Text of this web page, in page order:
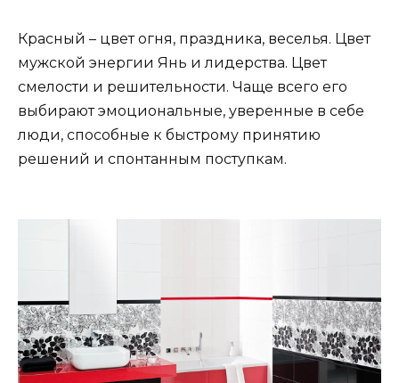
Красный – цвет огня, праздника, веселья. Цвет
мужской энергии Янь и лидерства. Цвет
смелости и решительности. Чаще всего его
выбирают эмоциональные, уверенные в себе
люди, способные к быстрому принятию
решений и спонтанным поступкам.